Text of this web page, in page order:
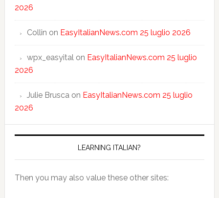
2026
Collin on EasyItalianNews.com 25 luglio 2026
wpx_easyitalon EasyItalianNews.com 25 luglio
2026
Julie Bruscaon EasyItalianNews.com 25 luglio
2026
LEARNING ITALIAN?
Then you may also value these other sites: